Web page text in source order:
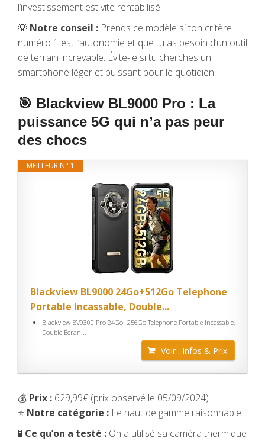
l’investissement est vite rentabilisé.
💡 Notre conseil : Prends ce modèle si ton critère
numéro 1 est l’autonomie et que tu as besoin d’un outil
de terrain increvable. Évite-le si tu cherches un
smartphone léger et puissant pour le quotidien.
🎯 Blackview BL9000 Pro : La
puissance 5G qui n’a pas peur
des chocs
MEILLEUR N° 1
Blackview BL9000 24Go+512Go Telephone
Portable Incassable, Double...
Blackview BV9300 Pro 24Go+256Go Telephone Portable Incassable,
Double Écran...
Voir : Infos & Prix
💰 Prix : 629,99€ (prix observé le 05/09/2024)
⭐ Notre catégorie : Le haut de gamme raisonnable
🧪 Ce qu’on a testé : On a utilisé sa caméra thermique